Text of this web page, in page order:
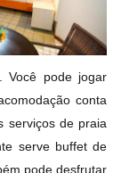
Você pode jogar
conta
serviços de praia
serve buffet de
pode desfrutar